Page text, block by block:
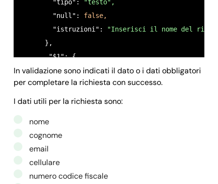
        "tipo":
"testo",
        "null":
false,
        "istruzioni":
"Inserisci il nome del
      },
       "$1": {
         "nome":
"COGNOME",
         "tipo":
"testo",
         "null":
         "istruzioni":
       },
       "$2": {
         "nome":
         "tipo":
"email",
In validazione sono indicati il dato o i dati obbligatori
per completare la richiesta con successo.
I dati utili per la richiesta sono:
nome
cognome
email
cellulare
numero codice fiscale